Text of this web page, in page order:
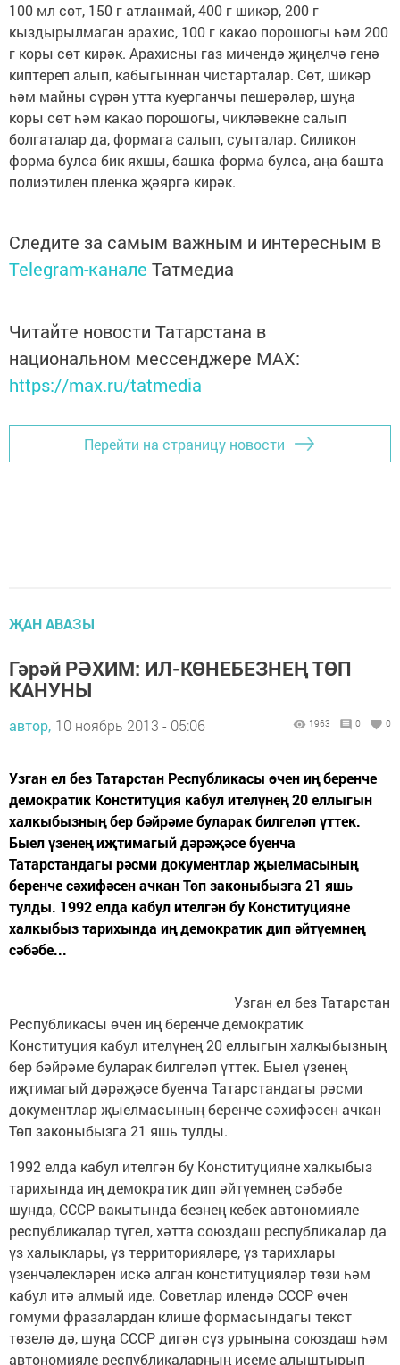
100 мл сөт, 150 г атланмай, 400 г шикәр, 200 г
кыздырылмаган арахис, 100 г какао порошогы һәм 200
г коры сөт кирәк. Арахисны газ мичендә җиңелчә генә
киптереп алып, кабыгыннан чистарталар. Сөт, шикәр
һәм майны сүрән утта куерганчы пешерәләр, шуңа
коры сөт һәм какао порошогы, чикләвекне салып
болгаталар да, формага салып, суыталар. Силикон
форма булса бик яхшы, башка форма булса, аңа башта
полиэтилен пленка җәяргә кирәк.
Следите за самым важным и интересным в
Telegram-канале Татмедиа
Читайте новости Татарстана в
национальном мессенджере MАХ:
https://max.ru/tatmedia
Перейти на страницу новости
ҖАН АВАЗЫ
Гәрәй РӘХИМ: ИЛ-КӨНЕБЕЗНЕҢ ТӨП
КАНУНЫ
автор, 10 ноябрь 2013 - 05:06 1963 0 0
Узган ел без Татарстан Республикасы өчен иң беренче
демократик Конституция кабул ителүнең 20 еллыгын
халкыбызның бер бәйрәме буларак билгеләп үттек.
Быел үзенең иҗтимагый дәрәҗәсе буенча
Татарстандагы рәсми документлар җыелмасының
беренче сәхифәсен ачкан Төп законыбызга 21 яшь
тулды. 1992 елда кабул ителгән бу Конституцияне
халкыбыз тарихында иң демократик дип әйтүемнең
сәбәбе...
Узган ел без Татарстан
Республикасы өчен иң беренче демократик
Конституция кабул ителүнең 20 еллыгын халкыбызның
бер бәйрәме буларак билгеләп үттек. Быел үзенең
иҗтимагый дәрәҗәсе буенча Татарстандагы рәсми
документлар җыелмасының беренче сәхифәсен ачкан
Төп законыбызга 21 яшь тулды.
1992 елда кабул ителгән бу Конституцияне халкыбыз
тарихында иң демократик дип әйтүемнең сәбәбе
шунда, СССР вакытында безнең кебек автономияле
республикалар түгел, хәтта союздаш республикалар да
үз халыклары, үз территорияләре, үз тарихлары
үзенчәлекләрен искә алган конституцияләр төзи һәм
кабул итә алмый иде. Советлар илендә СССР өчен
гомуми фразалардан клише формасындагы текст
төзелә дә, шуңа СССР дигән сүз урынына союздаш һәм
автономияле республикаларның исеме алыштырып